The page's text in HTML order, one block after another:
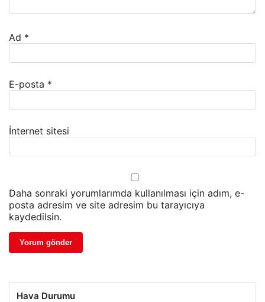
Ad *
E-posta *
İnternet sitesi
Daha sonraki yorumlarımda kullanılması için adım, e-
posta adresim ve site adresim bu tarayıcıya
kaydedilsin.
Hava Durumu